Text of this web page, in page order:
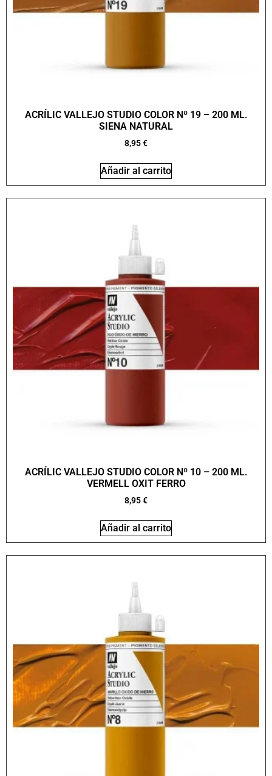
ACRÍLIC VALLEJO STUDIO COLOR Nº 19 – 200 ML.
SIENA NATURAL
8,95€
Añadir al carrito
ACRÍLIC VALLEJO STUDIO COLOR Nº 10 – 200 ML.
VERMELL OXIT FERRO
8,95€
Añadir al carrito